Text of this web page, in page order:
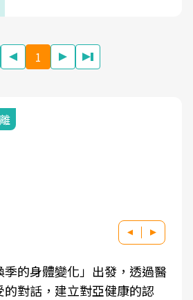
1
季的身體變化」出發，透過醫
對話，建立對亞健康的認